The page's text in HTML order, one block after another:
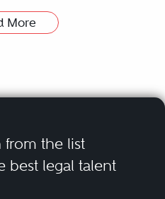
sold, but the
Holders of
demonstrate
profits –
financiers
et
de ces
More
from the list
best legal talent